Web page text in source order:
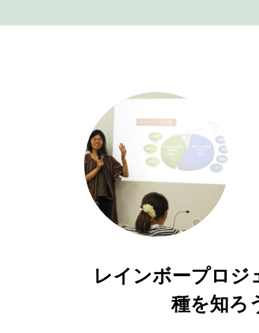
レインボープロジ
種を知ろ